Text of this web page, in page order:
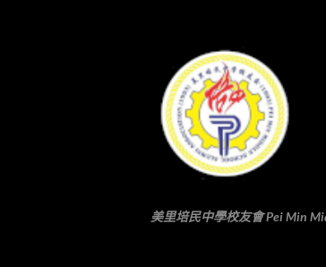
美里培民中學校友會 Pei Min